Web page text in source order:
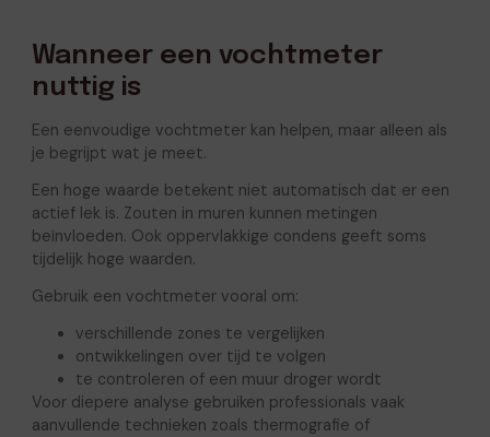
Wanneer een vochtmeter
nuttig is
Een eenvoudige vochtmeter kan helpen, maar alleen als
je begrijpt wat je meet.
Een hoge waarde betekent niet automatisch dat er een
actief lek is. Zouten in muren kunnen metingen
beïnvloeden. Ook oppervlakkige condens geeft soms
tijdelijk hoge waarden.
Gebruik een vochtmeter vooral om:
verschillende zones te vergelijken
ontwikkelingen over tijd te volgen
te controleren of een muur droger wordt
Voor diepere analyse gebruiken professionals vaak
aanvullende technieken zoals thermografie of